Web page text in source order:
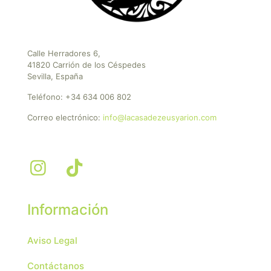
Calle Herradores 6,
41820 Carrión de los Céspedes
Sevilla, España
Teléfono: +34 634 006 802
Correo electrónico: info@lacasadezeusyarion.com
Información
Aviso Legal
Contáctanos